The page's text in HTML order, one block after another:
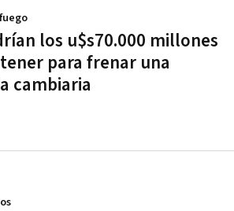
los u$s70.000 millones
para frenar una
cambiaria